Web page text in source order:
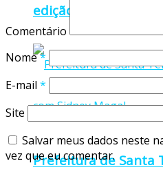
edição e começa
Prefeitura de Santa
Comentário
Nome*
E-mail *
Site
Salvar meus dados neste
vez que eu comentar.